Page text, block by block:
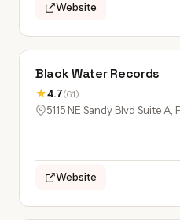
Website
Black Water Records
★4.7(61)
5115 NE Sandy Blvd Suite A,
Website